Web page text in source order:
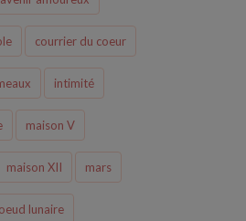
courrier du coeur
intimité
maison V
maison XII mars
lunaire